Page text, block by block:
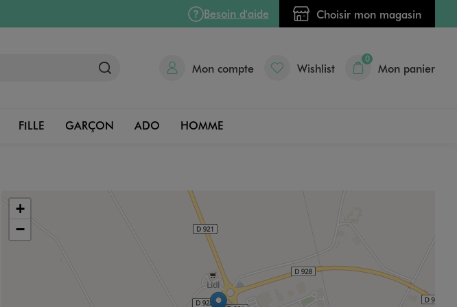
Besoin d'aide Choisir mon magasin
Mon compte Wishlist
0
Mon panier
FILLE GARÇON ADO HOMME
+
−